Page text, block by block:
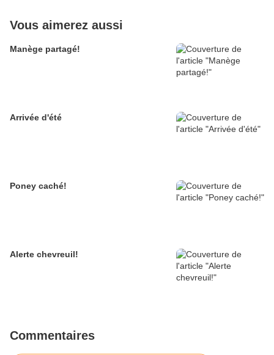
Vous aimerez aussi
Manège partagé!
Arrivée d'été
Poney caché!
Alerte chevreuil!
Commentaires